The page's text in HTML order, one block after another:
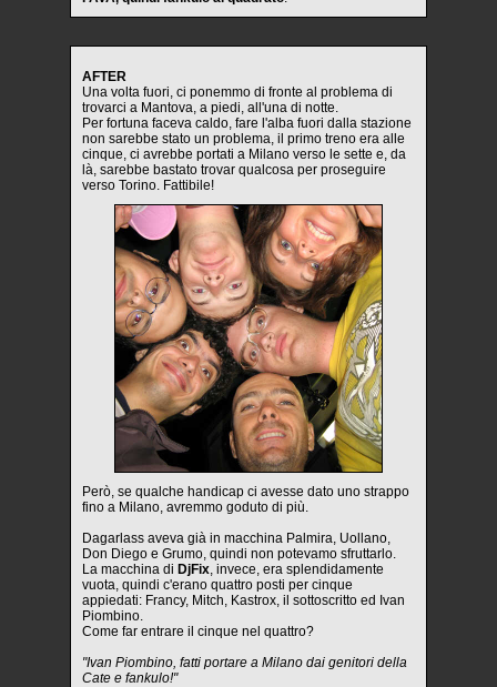
AFTER
Una volta fuori, ci ponemmo di fronte al problema di
trovarci a Mantova, a piedi, all'una di notte.
Per fortuna faceva caldo, fare l'alba fuori dalla stazione
non sarebbe stato un problema, il primo treno era alle
cinque, ci avrebbe portati a Milano verso le sette e, da
là, sarebbe bastato trovar qualcosa per proseguire
verso Torino. Fattibile!
Però, se qualche handicap ci avesse dato uno strappo
fino a Milano, avremmo goduto di più.
Dagarlass aveva già in macchina Palmira, Uollano,
Don Diego e Grumo, quindi non potevamo sfruttarlo.
La macchina di DjFix, invece, era splendidamente
vuota, quindi c'erano quattro posti per cinque
appiedati: Francy, Mitch, Kastrox, il sottoscritto ed Ivan
Piombino.
Come far entrare il cinque nel quattro?
"Ivan Piombino, fatti portare a Milano dai genitori della
Cate e fankulo!"